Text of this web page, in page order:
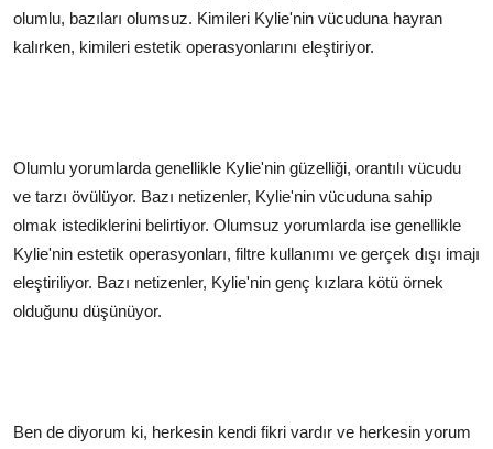
olumlu, bazıları olumsuz. Kimileri Kylie'nin vücuduna hayran
kalırken, kimileri estetik operasyonlarını eleştiriyor.
Olumlu yorumlarda genellikle Kylie'nin güzelliği, orantılı vücudu
ve tarzı övülüyor. Bazı netizenler, Kylie'nin vücuduna sahip
olmak istediklerini belirtiyor. Olumsuz yorumlarda ise genellikle
Kylie'nin estetik operasyonları, filtre kullanımı ve gerçek dışı imajı
eleştiriliyor. Bazı netizenler, Kylie'nin genç kızlara kötü örnek
olduğunu düşünüyor.
Ben de diyorum ki, herkesin kendi fikri vardır ve herkesin yorum